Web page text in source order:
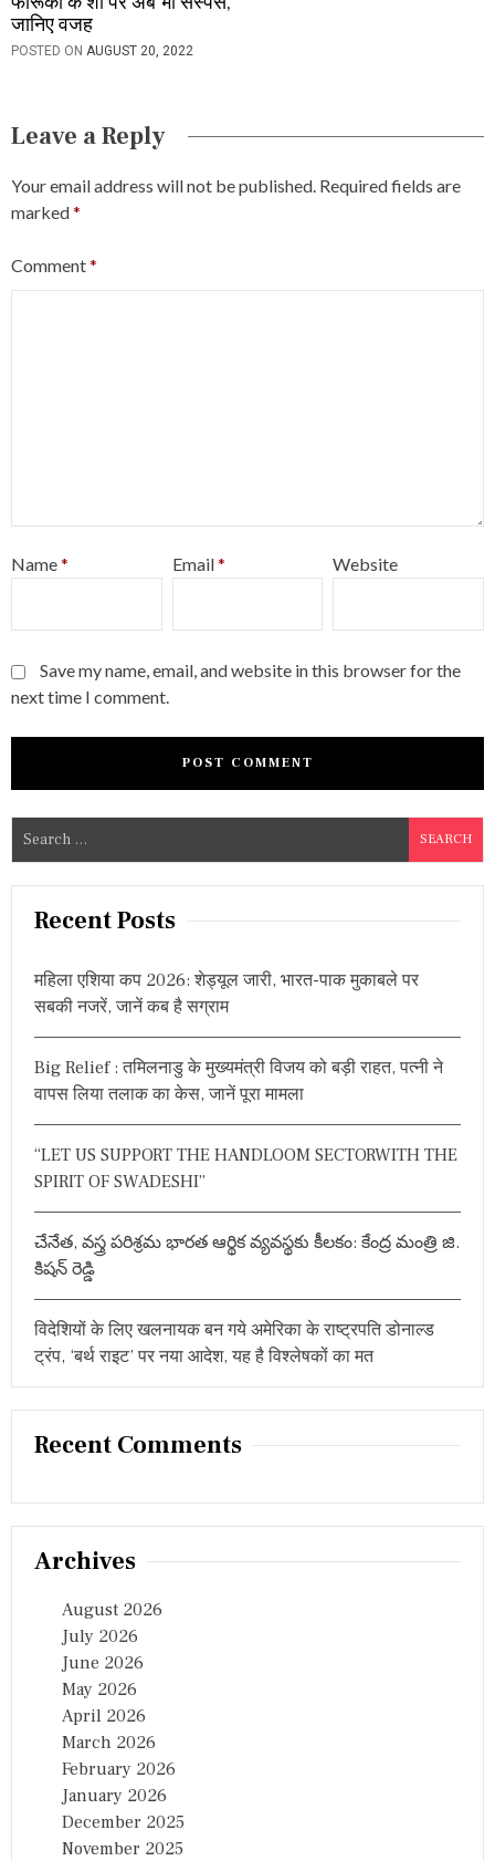
जानिए वजह
POSTED ON AUGUST 20, 2022
Leave a Reply
Your email address will not be published. Required fields are
marked*
Comment*
Name* Email* Website
Save my name, email, and website in this browser for the
next time I comment.
a
Recent Posts
महिला एशिया कप 2026: शेड्यूल जारी, भारत-पाक मुकाबले पर
सबकी नजरें, जानें कब है सग्राम
Big Relief : तमिलनाडु के मुख्यमंत्री विजय को बड़ी राहत, पत्नी ने
वापस लिया तलाक का केस, जानें पूरा मामला
“LET US SUPPORT THE HANDLOOM SECTORWITH THE
SPIRIT OF SWADESHI”
చేనేత, వస్త్ర పరిశ్రమ భారత ఆర్థిక వ్యవస్థకు కీలకం: కేంద్ర మంత్రి జి.
కిషన్ రెడ్డి
विदेशियों के लिए खलनायक बन गये अमेरिका के राष्ट्रपति डोनाल्ड
ट्रंप, ‘बर्थ राइट’ पर नया आदेश, यह है विश्लेषकों का मत
Recent Comments
Archives
August 2026
July 2026
June 2026
May 2026
April 2026
March 2026
February 2026
January 2026
December 2025
November 2025